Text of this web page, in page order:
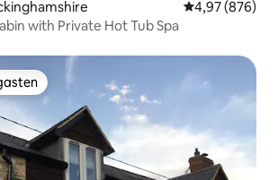
Gemiddelde
4,97 (876)
with Private Hot Tub Spa
gasten